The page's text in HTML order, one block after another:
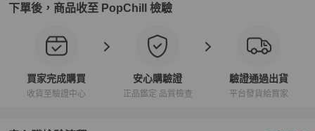
下單後，商品收至 PopChill 檢驗
買家完成購買
收貨至驗證中心
安心購驗證
正品鑑定 品質檢查
驗證通過出貨
平台發貨給買家